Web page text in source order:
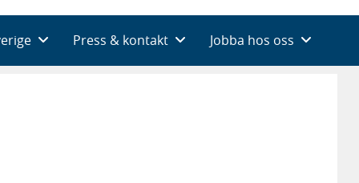
Press & kontakt Jobba hos oss